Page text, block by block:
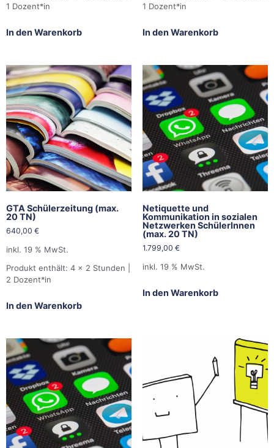
1 Dozent*in
In den Warenkorb
1 Dozent*in
In den Warenkorb
GTA Schülerzeitung (max.
20 TN)
640,00 €
inkl. 19 % MwSt.
Produkt enthält: 4 x 2 Stunden |
2 Dozent*in
In den Warenkorb
Netiquette und
Kommunikation in sozialen
Netzwerken SchülerInnen
(max. 20 TN)
1.799,00 €
inkl. 19 % MwSt.
In den Warenkorb